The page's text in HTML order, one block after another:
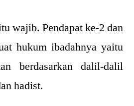
wajib. Pendapat ke-2 dan
hukum ibadahnya yaitu
berdasarkan dalil-dalil
hadist.